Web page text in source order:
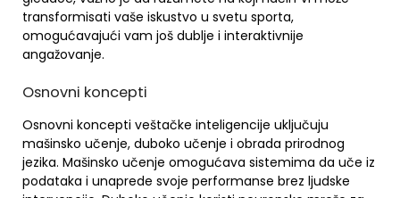
transformisati vaše iskustvo u svetu sporta,
omogućavajući vam još dublje i interaktivnije
angažovanje.
Osnovni koncepti
Osnovni koncepti veštačke inteligencije uključuju
mašinsko učenje, duboko učenje i obrada prirodnog
jezika. Mašinsko učenje omogućava sistemima da uče iz
podataka i unaprede svoje performanse brez ljudske